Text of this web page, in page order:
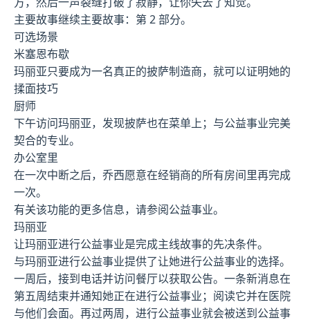
主要故事继续主要故事：第 2 部分。
可选场景
米塞恩布歇
玛丽亚只要成为一名真正的披萨制造商，就可以证明她的
揉面技巧
厨师
下午访问玛丽亚，发现披萨也在菜单上；与公益事业完美
契合的专业。
办公室里
在一次中断之后，乔西愿意在经销商的所有房间里再完成
一次。
有关该功能的更多信息，请参阅公益事业。
玛丽亚
让玛丽亚进行公益事业是完成主线故事的先决条件。
与玛丽亚进行公益事业提供了让她进行公益事业的选择。
一周后，接到电话并访问餐厅以获取公告。一条新消息在
第五周结束并通知她正在进行公益事业；阅读它并在医院
与他们会面。再过两周，进行公益事业就会被送到公益事